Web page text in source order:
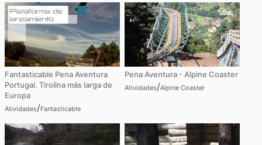
Fantasticable Pena Aventura
Portugal. Tirolina más larga de
Europa
Atividades/Fantasticable
Pena Aventura - Alpine Coaster
Atividades/Alpine Coaster